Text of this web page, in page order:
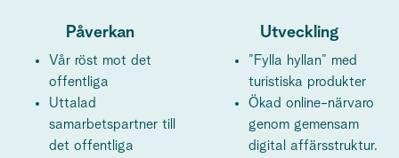
Påverkan
Vår röst mot det
offentliga
Uttalad
samarbetspartner till
det offentliga
Utveckling
”Fylla hyllan” med
turistiska produkter
Ökad online-närvaro
genom gemensam
digital affärsstruktur.